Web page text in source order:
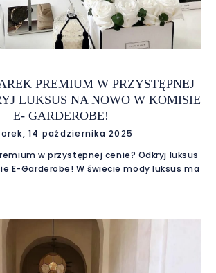
PREMIUM W PRZYSTĘPNEJ
LUKSUS NA NOWO W KOMISIE
E- GARDEROBE!
14 października 2025
w przystępnej cenie? Odkryj luksus
E-Garderobe! W świecie mody luksus ma
delikatnym jedwabiem Hermèsa, a
w świetnej cenie. Jeśli kochasz modę
kupować świadomie i z klasą, mamy
które pokocha każda fashionistka z
tylko). Poznaj komis marek premium E-